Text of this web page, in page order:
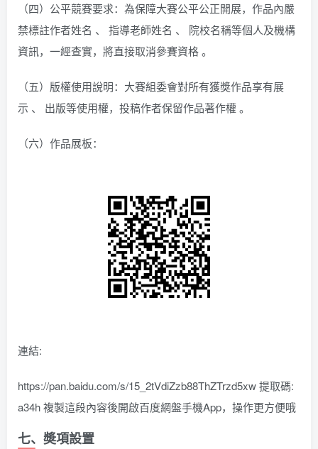
（四）公平競賽要求：為保障大賽公平公正開展，作品內嚴
禁標註作者姓名 、 指導老師姓名 、 院校名稱等個人及機構
資訊，一經查實，將直接取消參賽資格 。
（五）版權使用說明：大賽組委會對所有獲獎作品享有展
示 、 出版等使用權，投稿作者保留作品著作權 。
（六）作品展板：
連結:
https://pan.baidu.com/s/15_2tVdiZzb88ThZTrzd5xw 提取碼:
a34h 複製這段內容後開啟百度網盤手機App，操作更方便哦
七、奬項設置